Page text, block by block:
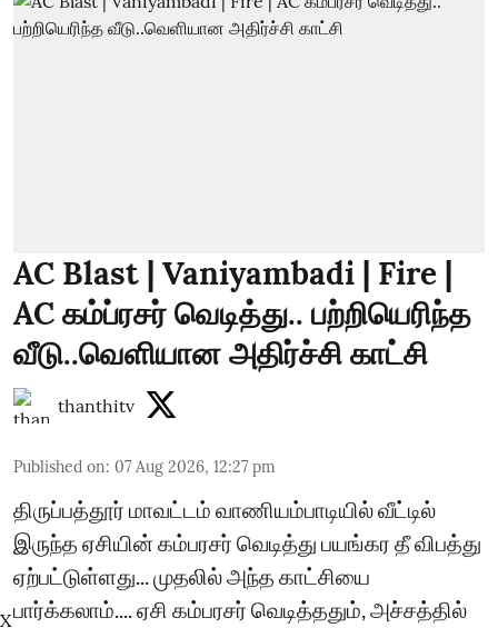
AC Blast | Vaniyambadi | Fire |
AC கம்ப்ரசர் வெடித்து.. பற்றியெரிந்த
வீடு..வெளியான அதிர்ச்சி காட்சி
thanthitv
Published on: 07 Aug 2026, 12:27 pm
திருப்பத்தூர் மாவட்டம் வாணியம்பாடியில் வீட்டில்
இருந்த ஏசியின் கம்பரசர் வெடித்து பயங்கர தீ விபத்து
ஏற்பட்டுள்ளது... முதலில் அந்த காட்சியை
பார்க்கலாம்.... ஏசி கம்பரசர் வெடித்ததும், அச்சத்தில்
X